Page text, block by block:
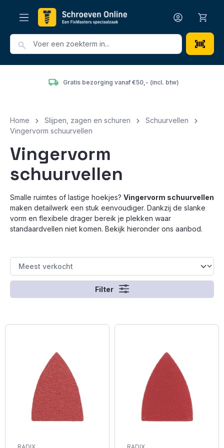
Gratis bezorging vanaf €50,- (incl. btw)
Home Slijpen, zagen en schuren
Schuurvellen
Vingervorm schuurvellen
Vingervorm
schuurvellen
Smalle ruimtes of lastige hoekjes? Vingervorm schuurvellen
maken detailwerk een stuk eenvoudiger. Dankzij de slanke
vorm en flexibele drager bereik je plekken waar
standaardvellen niet komen. Bekijk hieronder ons aanbod.
Filter